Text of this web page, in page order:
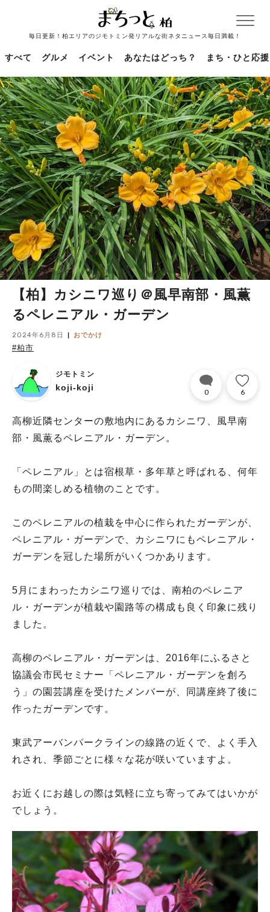
毎日更新！柏エリアのジモトミン発リアルな街ネタニュース毎日満載！
すべて グルメ イベント あなたはどっち？ まち・ひと応援
【柏】カシニワ巡り＠風早南部・風薫
るペレニアル・ガーデン
2024年6月8日 おでかけ
#柏市
ジモトミン
koji-koji 0 6
高柳近隣センターの敷地内にあるカシニワ、風早南
部・風薫るペレニアル・ガーデン。
「ペレニアル」とは宿根草・多年草と呼ばれる、何年
もの間楽しめる植物のことです。
このペレニアルの植栽を中心に作られたガーデンが、
ペレニアル・ガーデンで、カシニワにもペレニアル・
ガーデンを冠した場所がいくつかあります。
5月にまわったカシニワ巡りでは、南柏のペレニア
ル・ガーデンが植栽や園路等の構成も良く印象に残り
ました。
高柳のペレニアル・ガーデンは、2016年にふるさと
協議会市民セミナー「ペレニアル・ガーデンを創ろ
う」の園芸講座を受けたメンバーが、同講座終了後に
作ったガーデンです。
東武アーバンパークラインの線路の近くで、よく手入
れされ、季節ごとに様々な花が咲いていますよ。
お近くにお越しの際は気軽に立ち寄ってみてはいかが
でしょう。